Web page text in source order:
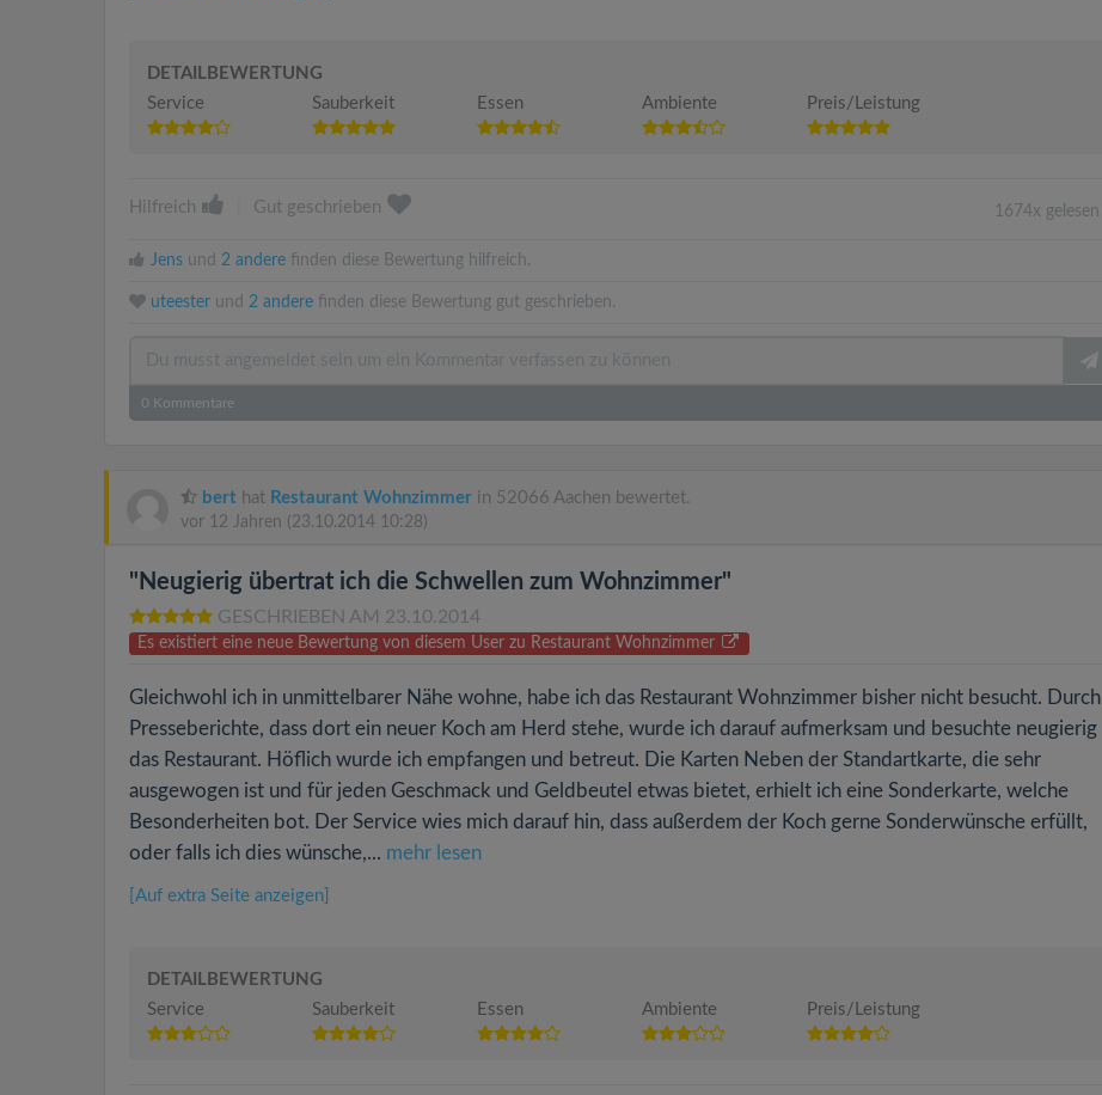
DETAILBEWERTUNG
Service
Sauberkeit Essen Ambiente Preis/Leistung
Hilfreich Gut geschrieben 1674x gelesen
Jens und 2 andere finden diese Bewertung hilfreich.
uteester und 2 andere finden diese Bewertung gut geschrieben.
0 Kommentare
bert hat Restaurant Wohnzimmer in 52066 Aachen bewertet.
vor 12 Jahren (23.10.2014 10:28)
"Neugierig übertrat ich die Schwellen zum Wohnzimmer"
GESCHRIEBEN AM 23.10.2014
Es existiert eine neue Bewertung von diesem User zu Restaurant Wohnzimmer
Gleichwohl ich in unmittelbarer Nähe wohne, habe ich das Restaurant Wohnzimmer bisher nicht besucht. Durch
Presseberichte, dass dort ein neuer Koch am Herd stehe, wurde ich darauf aufmerksam und besuchte neugierig
das Restaurant. Höflich wurde ich empfangen und betreut. Die Karten Neben der Standartkarte, die sehr
ausgewogen ist und für jeden Geschmack und Geldbeutel etwas bietet, erhielt ich eine Sonderkarte, welche
Besonderheiten bot. Der Service wies mich darauf hin, dass außerdem der Koch gerne Sonderwünsche erfüllt,
oder falls ich dies wünsche,... mehr lesen
[Auf extra Seite anzeigen]
DETAILBEWERTUNG
Service
Sauberkeit Essen Ambiente Preis/Leistung